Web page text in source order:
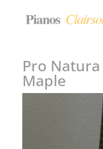
Pro
Maple